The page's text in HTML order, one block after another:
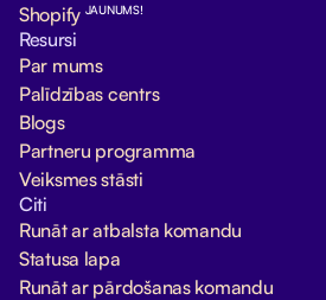
Shopify JAUNUMS!
Resursi
Par mums
Palīdzības centrs
Blogs
Partneru programma
Veiksmes stāsti
Citi
Runāt ar atbalsta komandu
Statusa lapa
Runāt ar pārdošanas komandu